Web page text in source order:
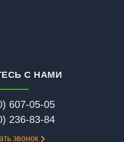
С НАМИ
607-05-05
236-83-84
звонок